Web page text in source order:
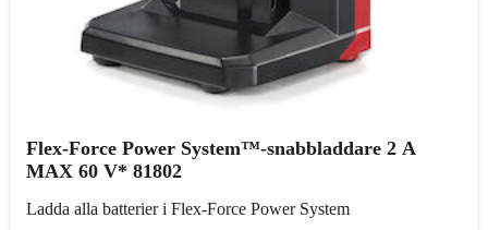
Flex-Force Power System™-snabbladdare 2 A
MAX 60 V* 81802
Ladda alla batterier i Flex-Force Power System